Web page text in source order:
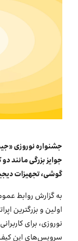
ترابرد به ایرانسل
جشنواره نوروزی
جوایز بزرگی مانند
گوشی، تجهیزات
به گزارش روابط
اولین و بزرگترین
سرویس‌های این کیف